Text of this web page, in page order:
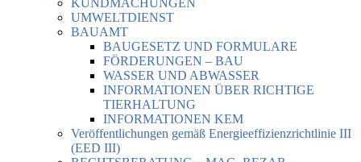
KUNDMACHUNGEN
UMWELTDIENST
BAUAMT
BAUGESETZ UND FORMULARE
FÖRDERUNGEN – BAU
WASSER UND ABWASSER
INFORMATIONEN ÜBER RICHTIGE
TIERHALTUNG
INFORMATIONEN KEM
Veröffentlichungen gemäß Energieeffizienzrichtlinie III
(EED III)